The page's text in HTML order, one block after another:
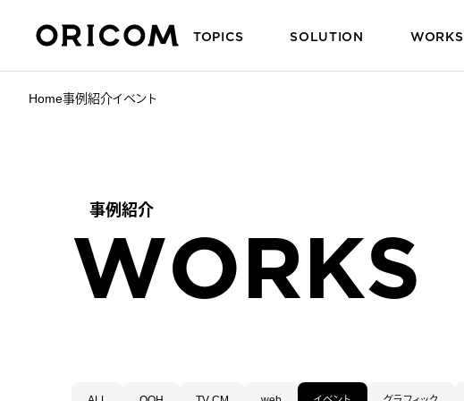
株式会社オリコム ORICOM CO.,LTD.
TOPICS SOLUTION WORKS
Home事例紹介イベント
事例紹介
WORKS